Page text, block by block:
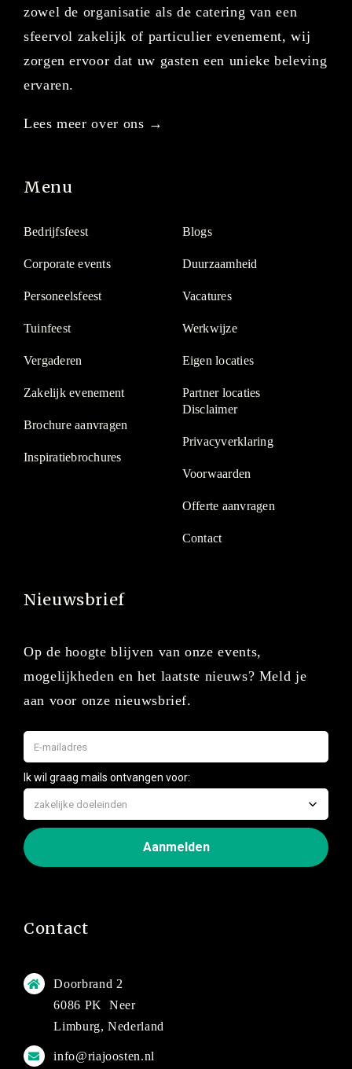
zowel de organisatie als de catering van een
sfeervol zakelijk of particulier evenement, wij
zorgen ervoor dat uw gasten een unieke beleving
ervaren.
Lees meer over ons →
Menu
Bedrijfsfeest
Corporate events
Personeelsfeest
Tuinfeest
Vergaderen
Zakelijk evenement
Brochure aanvragen
Inspiratiebrochures
Blogs
Duurzaamheid
Vacatures
Werkwijze
Eigen locaties
Partner locaties
Disclaimer
Privacyverklaring
Voorwaarden
Offerte aanvragen
Contact
Nieuwsbrief
Op de hoogte blijven van onze events,
mogelijkheden en het laatste nieuws? Meld je
aan voor onze nieuwsbrief.
Contact
Doorbrand 2
6086 PK Neer
Limburg, Nederland
info@riajoosten.nl